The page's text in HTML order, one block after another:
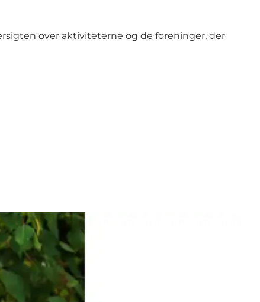
over aktiviteterne og de foreninger, der